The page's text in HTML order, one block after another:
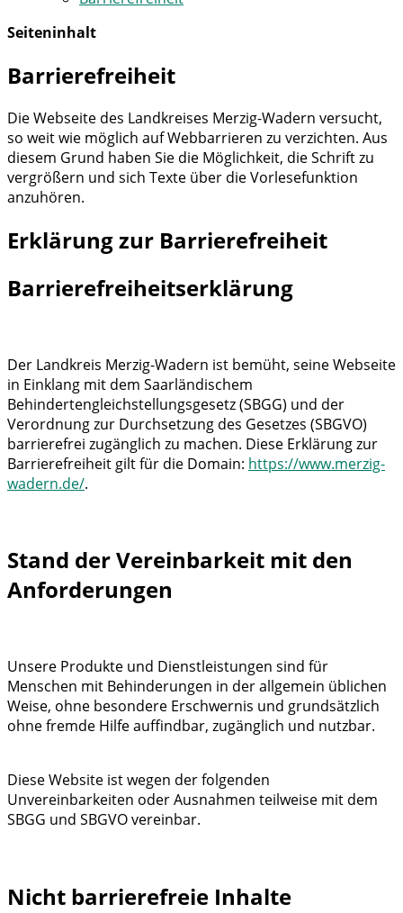
Seiteninhalt
Barrierefreiheit
Die Webseite des Landkreises Merzig-Wadern versucht,
so weit wie möglich auf Webbarrieren zu verzichten. Aus
diesem Grund haben Sie die Möglichkeit, die Schrift zu
vergrößern und sich Texte über die Vorlesefunktion
anzuhören.
Erklärung zur Barrierefreiheit
Barrierefreiheitserklärung
Der Landkreis Merzig-Wadern ist bemüht, seine Webseite
in Einklang mit dem Saarländischem
Behindertengleichstellungsgesetz (SBGG) und der
Verordnung zur Durchsetzung des Gesetzes (SBGVO)
barrierefrei zugänglich zu machen. Diese Erklärung zur
Barrierefreiheit gilt für die Domain: https://www.merzig-
wadern.de/.
Stand der Vereinbarkeit mit den
Anforderungen
Unsere Produkte und Dienstleistungen sind für
Menschen mit Behinderungen in der allgemein üblichen
Weise, ohne besondere Erschwernis und grundsätzlich
ohne fremde Hilfe auffindbar, zugänglich und nutzbar.
Diese Website ist wegen der folgenden
Unvereinbarkeiten oder Ausnahmen teilweise mit dem
SBGG und SBGVO vereinbar.
Nicht barrierefreie Inhalte